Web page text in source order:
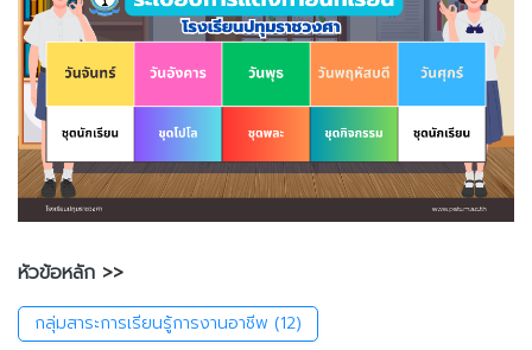
หัวข้อหลัก >>
กลุ่มสาระการเรียนรู้การงานอาชีพ (12)